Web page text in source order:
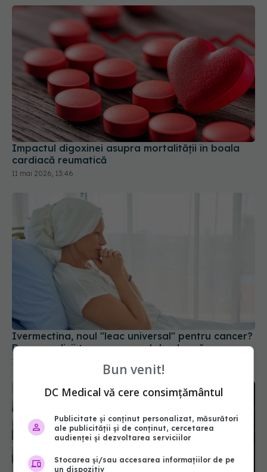
Impactul digoxinei asupra mortalității în boala
cardiacă reumatică
11 mai 2026, 13:46
Ivermectina, noul "leac universal" pentru cancer?
De ce medicii trag un semnal de alarmă
15 mai 2026, 10:40 Bun venit!
DC Medical vă cere consimțământul
Publicitate și conținut personalizat, măsurători
ale publicității și de conținut, cercetarea
audienței și dezvoltarea serviciilor
Stocarea și/sau accesarea informațiilor de pe
un dispozitiv